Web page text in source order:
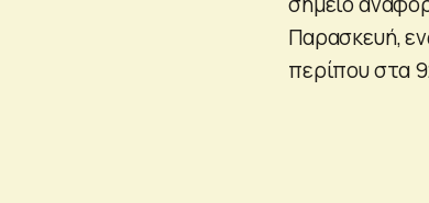
Παρασκευή,
περίπου στα